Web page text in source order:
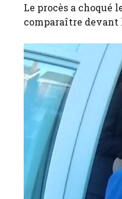
Le procès a choqué
comparaître devant